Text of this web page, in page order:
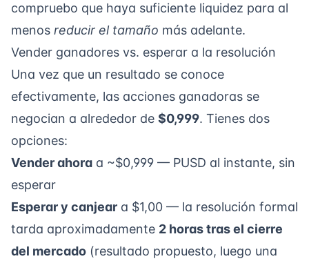
compruebo que haya suficiente liquidez para al
menos reducir el tamaño más adelante.
Vender ganadores vs. esperar a la resolución
Una vez que un resultado se conoce
efectivamente, las acciones ganadoras se
negocian a alrededor de $0,999. Tienes dos
opciones:
Vender ahora a ~$0,999 — PUSD al instante, sin
esperar
Esperar y canjear a $1,00 — la resolución formal
tarda aproximadamente 2 horas tras el cierre
del mercado (resultado propuesto, luego una